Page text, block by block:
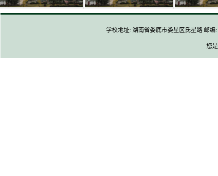
学校地址: 湖南省娄底市娄星区氐星路 邮编
您